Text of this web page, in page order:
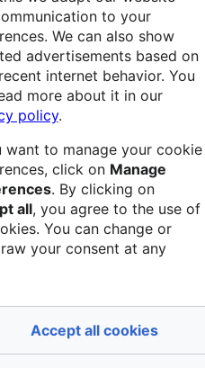
:
fr/page/conditions-
: Entrepôt est en
to your
We can also show
advertisements based on
internet behavior. You
more about it in our
policy.
want to manage your cookie
click on Manage
. By clicking on
all, you agree to the use of
You can change or
your consent at any
Accept all cookies